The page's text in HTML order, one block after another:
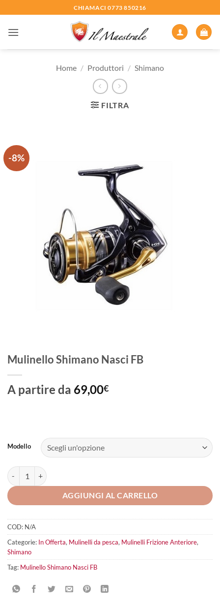
ai
contenuti
CHIAMACI 0773 850216
Home / Produttori / Shimano
FILTRA
-8%
Mulinello Shimano Nasci FB
A partire da 69,00€
Modello
Mulinello Shimano Nasci FB quantità
AGGIUNGI AL CARRELLO
COD: N/A
Categorie: In Offerta, Mulinelli da pesca, Mulinelli Frizione Anteriore,
Shimano
Tag: Mulinello Shimano Nasci FB